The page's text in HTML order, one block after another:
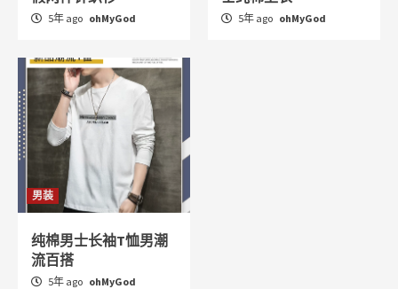
5年 ago ohMyGod 5年 ago ohMyGod
男装
纯棉男士长袖T恤男潮
流百搭
5年 ago ohMyGod